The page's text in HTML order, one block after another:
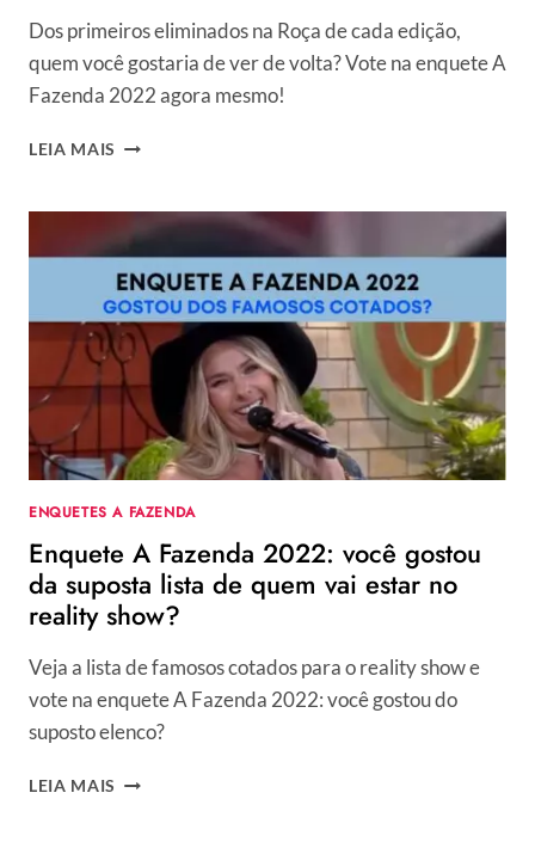
Dos primeiros eliminados na Roça de cada edição,
quem você gostaria de ver de volta? Vote na enquete A
Fazenda 2022 agora mesmo!
LEIA MAIS ENQUETE
QUAL
DOS
PRIMEIROS
ELIMINADOS
NA
ROÇA
VOCÊ
GOSTARIA
DE
REVER
NO
SHOW?
ENQUETES A FAZENDA
Enquete A Fazenda 2022: você gostou
da suposta lista de quem vai estar no
reality show?
Veja a lista de famosos cotados para o reality show e
vote na enquete A Fazenda 2022: você gostou do
suposto elenco?
LEIA MAIS ENQUETE